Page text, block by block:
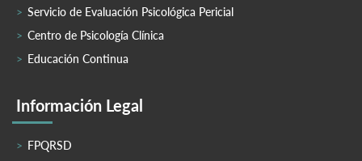
Servicio de Evaluación Psicológica Pericial
Centro de Psicología Clínica
Educación Continua
Información Legal
FPQRSD